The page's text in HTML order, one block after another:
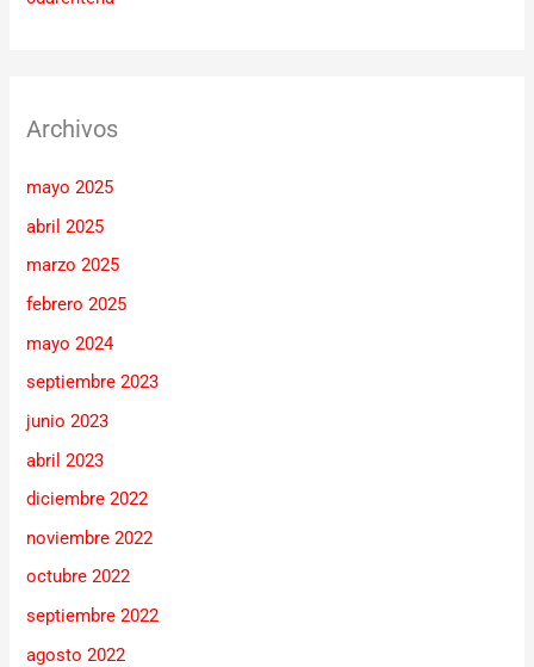
Archivos
mayo 2025
abril 2025
marzo 2025
febrero 2025
mayo 2024
septiembre 2023
junio 2023
abril 2023
diciembre 2022
noviembre 2022
octubre 2022
septiembre 2022
agosto 2022